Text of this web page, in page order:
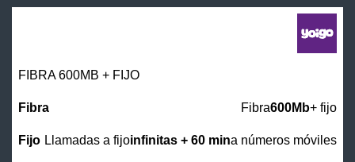
FIBRA 600MB + FIJO
Fibra600Mb+ fijo
Llamadas a fijoinfinitas + 60 mina números móviles